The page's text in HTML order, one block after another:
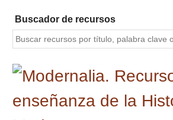
contenido
principal
Buscador de recursos